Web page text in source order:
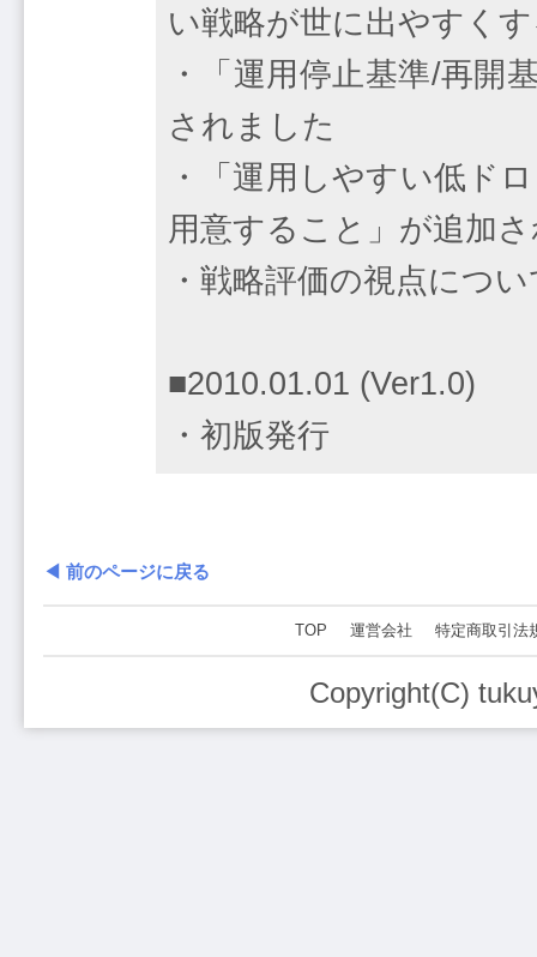
い戦略が世に出やすく
・「運用停止基準/再開
されました
・「運用しやすい低ド
用意すること」が追加
・戦略評価の視点につ
■2010.01.01 (Ver1.0)
・初版発行
◀ 前のページに戻る
TOP 運営会社 特定商取引法
Copyright(C)